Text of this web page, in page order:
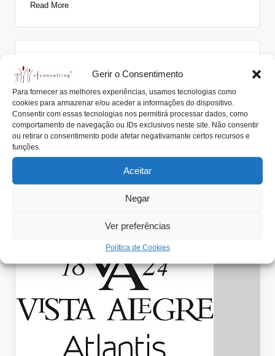
Gerir o Consentimento
Para fornecer as melhores experiências, usamos tecnologias como
cookies para armazenar e/ou aceder a informações do dispositivo.
Consentir com essas tecnologias nos permitirá processar dados, como
comportamento de navegação ou IDs exclusivos neste site. Não consentir
ou retirar o consentimento pode afetar negativamante certos recursos e
funções.
Aceitar
Negar
Ver preferências
Política de Cookies
Read More
in
A empresa familiar possui uma visão
de futuro
Posted
by
António Nogueira da Costa Setembro 7, 2018
A empresa familiar sabe que necessita e possui uma